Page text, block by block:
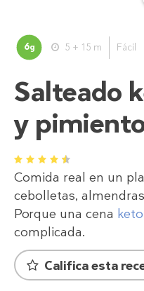
6g 5 + 15 m Fácil
Salteado
y
1 2 3 4 5
Comida real en un
cebolletas,
Porque una cena keto
complicada.
Califica esta